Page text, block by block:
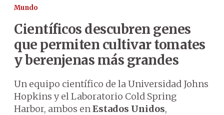
Mundo
Científicos descubren genes
que permiten cultivar tomates
y berenjenas más grandes
Un equipo científico de la Universidad Johns
Hopkins y el Laboratorio Cold Spring
Harbor, ambos enEstados Unidos,